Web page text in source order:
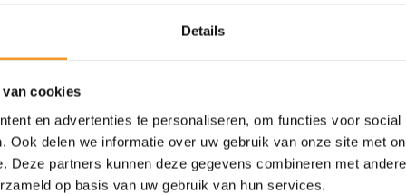
Details
cookies
en advertenties te personaliseren, om functies voor
Ook delen we informatie over uw gebruik van onze site met
Deze partners kunnen deze gegevens combineren met
op basis van uw gebruik van hun services.
de schuifdeur tevens een kiepfunctie, die kan worden
Een parallel schuifkiep pui heeft geen hef functie
worden. Hierdoor is het schuiven wat zwaarder en is
kan beter worden gekozen voor een hefschuifpui.